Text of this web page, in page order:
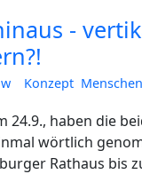
-
Konzept Menschen
24.9., haben die
wörtlich
Rathaus bis